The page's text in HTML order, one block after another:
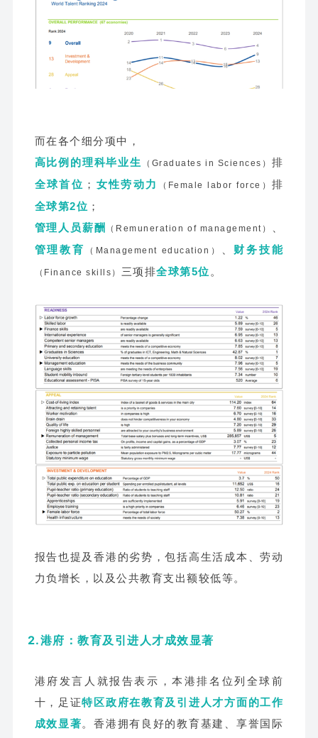
而在各个细分项中，
高比例的理科毕业生
（Graduates in Sciences） 排
全球首位 ； 女性劳动力 （Female labor force） 排
全球第2位 ；
管理人员薪酬
（Remuneration of management）
管理教育
（Management education） 财务技能
（Finance skills） 三项排全球第5位 。
报告也提及香港的劣势，包括高生活成本
、劳动
力负增长，以及公共教育支出额较低等。
2.港府：教育及引进人才成效显著
港府发言人就报告表示，本港排名位列全球前
十，足证特区政府在教育及引进人才方面的工作
成效显著。香港拥有良好的教育基建、享誉国际